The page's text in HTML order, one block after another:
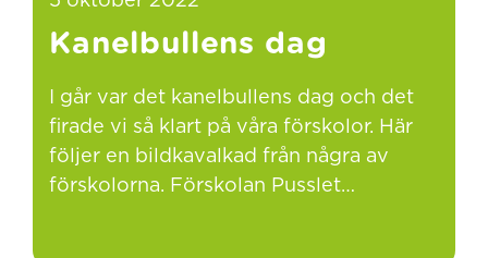
Kanelbullens dag
I går var det kanelbullens dag och det
firade vi så klart på våra förskolor. Här
följer en bildkavalkad från några av
förskolorna. Förskolan Pusslet…